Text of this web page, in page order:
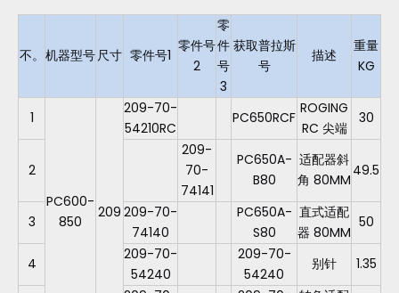
不。 机器型号尺寸 零件号1
零件号
2
零
件
号
3
获取普拉斯
号
描述
重量
KG
1
PC600-
850
209
209-70-
54210RC
PC650RCF
ROGING
RC 尖端
30
2
209-
70-
74141
PC650A-
B80
适配器斜
角 80MM
49.5
3
209-70-
74140
PC650A-
S80
直式适配
器 80MM
50
4
209-70-
54240
209-70-
54240
别针 1.35